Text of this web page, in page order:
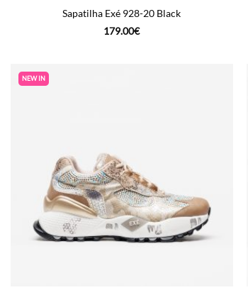
Sapatilha Exé 928-20 Black
179.00€
NEW IN